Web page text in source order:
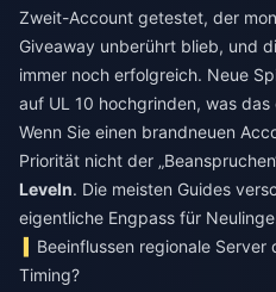
Zweit-Account getestet, der
Giveaway unberührt blieb, und
immer noch erfolgreich. Neue
auf UL 10 hochgrinden, was
Wenn Sie einen brandneuen
Priorität nicht der
Leveln. Die meisten Guides
eigentliche Engpass für
Beeinflussen regionale
Timing?